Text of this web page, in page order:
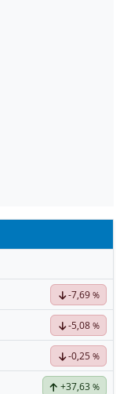
-7,69 %
-5,08 %
-0,25 %
+37,63 %